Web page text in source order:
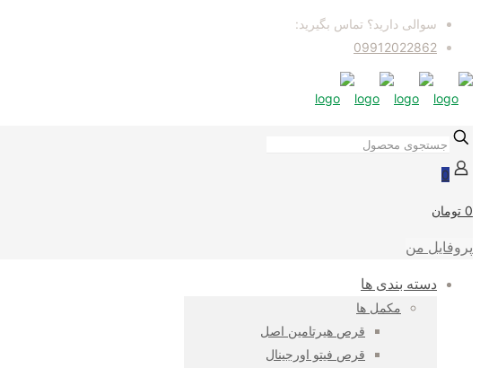
سوالی دارید؟ تماس بگیرید:
09912022862
0
0 تومان
پروفایل من
دسته بندی ها
مکمل ها
قرص هیرتامین اصل
قرص فیتو اورجینال